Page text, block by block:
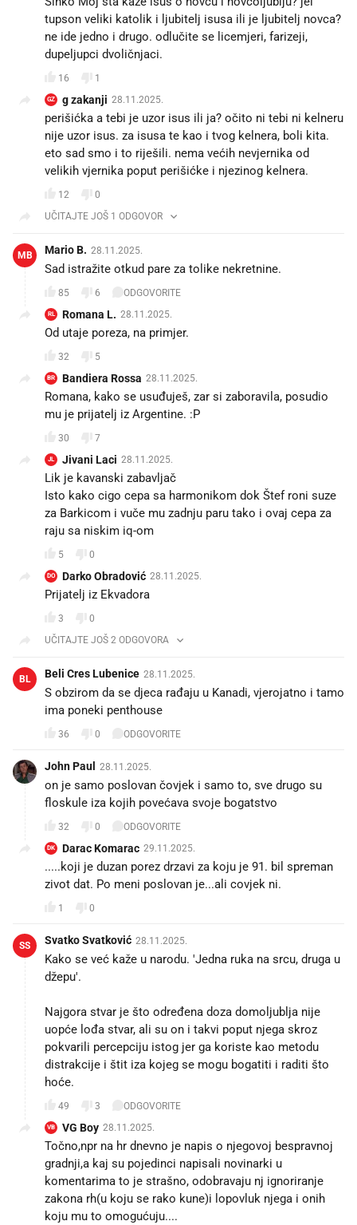
tupson veliki katolik i ljubitelj isusa ili je ljubitelj novca?
ne ide jedno i drugo. odlučite se licemjeri, farizeji,
dupeljupci dvoličnjaci.
16 1
GZ g zakanji 28.11.2025.
perišićka a tebi je uzor isus ili ja? očito ni tebi ni kelneru
nije uzor isus. za isusa te kao i tvog kelnera, boli kita.
eto sad smo i to riješili. nema većih nevjernika od
velikih vjernika poput perišićke i njezinog kelnera.
12
0
UČITAJTE JOŠ 1 ODGOVOR
MB Mario B. 28.11.2025.
Sad istražite otkud pare za tolike nekretnine.
85 6 ODGOVORITE
RL Romana L. 28.11.2025.
Od utaje poreza, na primjer.
32 5
BR Bandiera Rossa 28.11.2025.
Romana, kako se usuđuješ, zar si zaboravila, posudio
mu je prijatelj iz Argentine. :P
30 7
JL Jivani Laci 28.11.2025.
Lik je kavanski zabavljač
Isto kako cigo cepa sa harmonikom dok Štef roni suze
za Barkicom i vuče mu zadnju paru tako i ovaj cepa za
raju sa niskim iq-om
5 0
DO Darko Obradović 28.11.2025.
Prijatelj iz Ekvadora
3
0
UČITAJTE JOŠ 2 ODGOVORA
BL Beli Cres Lubenice 28.11.2025.
S obzirom da se djeca rađaju u Kanadi, vjerojatno i tamo
ima poneki penthouse
36 0 ODGOVORITE
John Paul 28.11.2025.
on je samo poslovan čovjek i samo to, sve drugo su
floskule iza kojih povećava svoje bogatstvo
32 0 ODGOVORITE
DK Darac Komarac 29.11.2025.
.....koji je duzan porez drzavi za koju je 91. bil spreman
zivot dat. Po meni poslovan je...ali covjek ni.
1 0
SS Svatko Svatković 28.11.2025.
Kako se već kaže u narodu. 'Jedna ruka na srcu, druga u
džepu'.
Najgora stvar je što određena doza domoljublja nije
uopće lođa stvar, ali su on i takvi poput njega skroz
pokvarili percepciju istog jer ga koriste kao metodu
distrakcije i štit iza kojeg se mogu bogatiti i raditi što
hoće.
49 3 ODGOVORITE
VB VG Boy 28.11.2025.
Točno,npr na hr dnevno je napis o njegovoj bespravnoj
gradnji,a kaj su pojedinci napisali novinarki u
komentarima to je strašno, odobravaju nj ignoriranje
zakona rh(u koju se rako kune)i lopovluk njega i onih
koju mu to omogućuju....